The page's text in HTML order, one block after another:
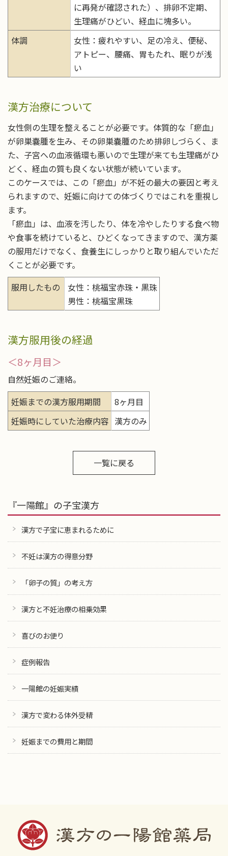
に再発が確認された）、排卵不定期、
生理痛がひどい、経血に塊多い。
体調
女性：疲れやすい、足の冷え、便秘、
アトピー、腰痛、胃もたれ、眠りが浅
い
漢方治療について
女性側の生理を整えることが必要です。体質的な「瘀血」
が卵巣嚢腫を生み、その卵巣嚢腫のため排卵しづらく、ま
た、子宮への血液循環も悪いので生理が来ても生理痛がひ
どく、経血の質も良くない状態が続いています。
このケースでは、この「瘀血」が不妊の最大の要因と考え
られますので、妊娠に向けての体づくりではこれを重視し
ます。
「瘀血」は、血液を汚したり、体を冷やしたりする食べ物
や食事を続けていると、ひどくなってきますので、漢方薬
の服用だけでなく、食養生にしっかりと取り組んでいただ
くことが必要です。
服用したもの
女性：桃福宝赤珠・黒珠
男性：桃福宝黒珠
漢方服用後の経過
＜8ヶ月目＞
自然妊娠のご連絡。
妊娠までの漢方服用期間
8ヶ月目
妊娠時にしていた治療内容 漢方のみ
一覧に戻る
『一陽館』の子宝漢方
漢方で子宝に恵まれるために
不妊は漢方の得意分野
「卵子の質」の考え方
漢方と不妊治療の相乗効果
喜びのお便り
症例報告
一陽館の妊娠実績
漢方で変わる体外受精
妊娠までの費用と期間